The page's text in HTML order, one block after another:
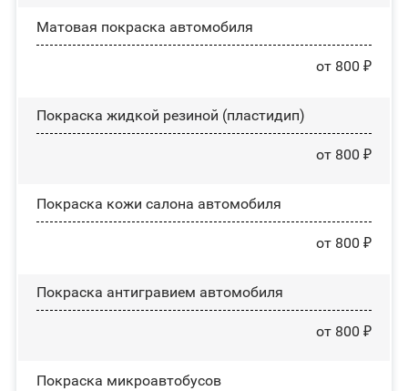
Матовая покраска автомобиля
от 800 ₽
Покраска жидкой резиной (пластидип)
от 800 ₽
Покраска кожи салона автомобиля
от 800 ₽
Покраска антигравием автомобиля
от 800 ₽
Покраска микроавтобусов